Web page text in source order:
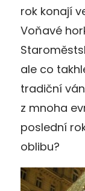
rok konají
Voňavé
ale co
tradiční
z mnoha
poslední
oblibu?